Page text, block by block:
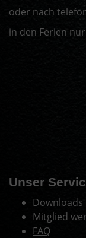
oder nach
in den Ferien
Unser
Downloads
Mitglied
FAQ